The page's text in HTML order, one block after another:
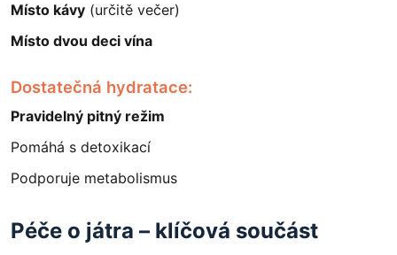
Místo kávy (určitě večer)
Místo dvou deci vína
Dostatečná hydratace:
Pravidelný pitný režim
Pomáhá s detoxikací
Podporuje metabolismus
Péče o játra – klíčová součást